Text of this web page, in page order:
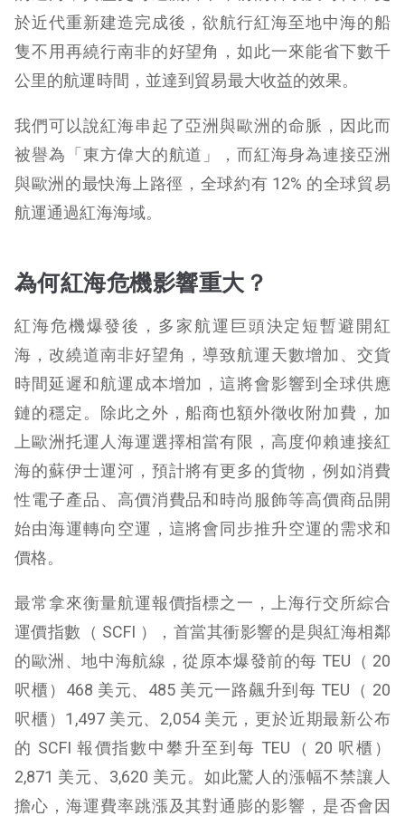
於近代重新建造完成後，欲航行紅海至地中海的船
隻不用再繞行南非的好望角，如此一來能省下數千
公里的航運時間，並達到貿易最大收益的效果。
我們可以說紅海串起了亞洲與歐洲的命脈，因此而
被譽為「東方偉大的航道」，而紅海身為連接亞洲
與歐洲的最快海上路徑，全球約有 12% 的全球貿易
航運通過紅海海域。
為何紅海危機影響重大？
紅海危機爆發後，多家航運巨頭決定短暫避開紅
海，改繞道南非好望角，導致航運天數增加、交貨
時間延遲和航運成本增加，這將會影響到全球供應
鏈的穩定。除此之外，船商也額外徵收附加費，加
上歐洲托運人海運選擇相當有限，高度仰賴連接紅
海的蘇伊士運河，預計將有更多的貨物，例如消費
性電子產品、高價消費品和時尚服飾等高價商品開
始由海運轉向空運，這將會同步推升空運的需求和
價格。
最常拿來衡量航運報價指標之一，上海行交所綜合
運價指數（ SCFI ），首當其衝影響的是與紅海相鄰
的歐洲、地中海航線，從原本爆發前的每 TEU（ 20
呎櫃）468 美元、485 美元一路飆升到每 TEU（ 20
呎櫃）1,497 美元、2,054 美元，更於近期最新公布
的 SCFI 報價指數中攀升至到每 TEU（ 20 呎櫃）
2,871 美元、3,620 美元。如此驚人的漲幅不禁讓人
擔心，海運費率跳漲及其對通膨的影響，是否會因